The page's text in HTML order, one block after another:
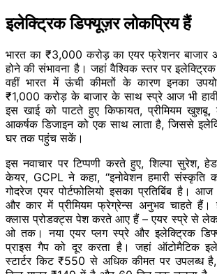
इलेक्ट्रिक डिफ्यूज़र लोकप्रिय हैं
भारत का ₹3,000 करोड़ का एयर फ्रेशनर बाजार
होने की संभावना है। जहां वैश्विक स्तर पर
वहीं भारत में ऊंची कीमतों के कारण इनका
₹1,000 करोड़ के बाजार के साथ स्प्रे आज भी
इस खाई को पाटते हुए किफायत, प्रीमियम खुशबू,
आकर्षक डिजाइन को एक साथ लाता है, जिससे
घर तक पहुंच सकें।
इस नवाचार पर टिप्पणी करते हुए, शिल्पा सुरेश,
केयर, GCPL ने कहा, “इनोवेशन हमारी संस्कृति
गोदरेज एयर पोर्टफोलियो इसका प्रतिबिंब है।
और कार में प्रीमियम फ्रेग्रेन्स अनुभव चाहते हैं।
क्लास प्रोडक्ट्स पेश करते आए हैं – एयर स्प्रे से
ओ तक। नया एयर प्लग स्प्रे और इलेक्ट्रिक
प्राइस गैप को दूर करता है। जहां ऑटोमैटिक
स्टार्टर किट ₹550 से अधिक कीमत पर उपलब्ध है,